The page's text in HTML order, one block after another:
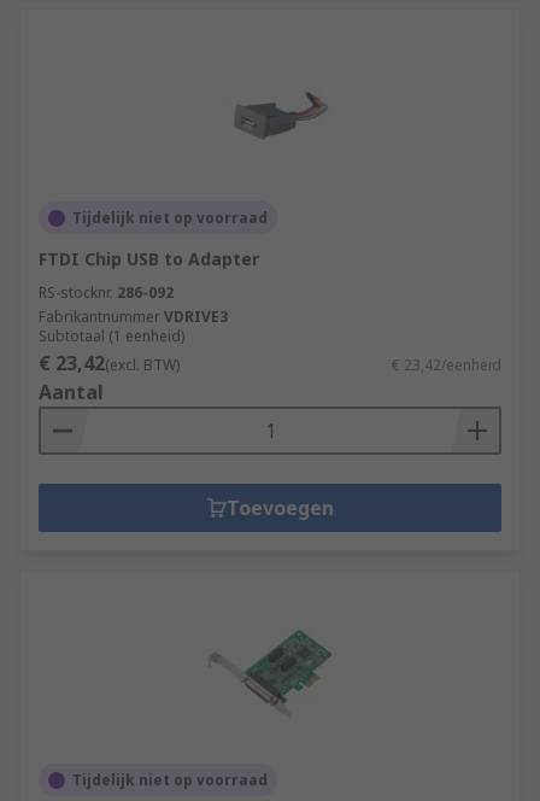
Tijdelijk niet op voorraad
FTDI Chip USB to Adapter
RS-stocknr. 286-092
FabrikantnummerVDRIVE3
Subtotaal (1 eenheid)
€ 23,42(excl. BTW) € 23,42/eenheid
Aantal
Toevoegen
Tijdelijk niet op voorraad